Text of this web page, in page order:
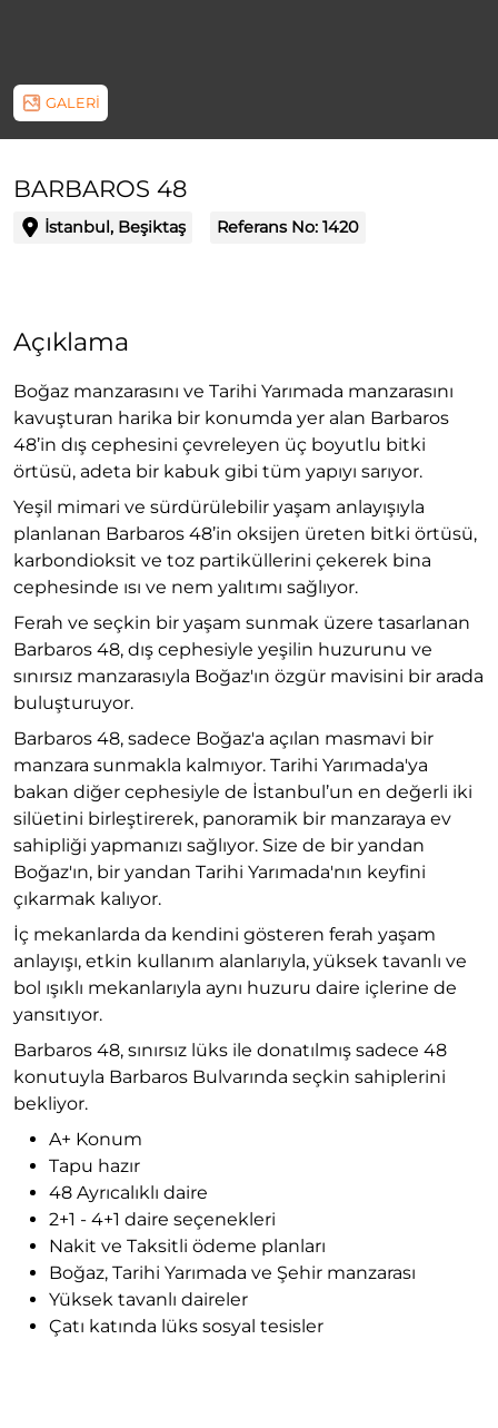
GALERİ
BARBAROS 48
İstanbul, Beşiktaş Referans No: 1420
Açıklama
Boğaz manzarasını ve Tarihi Yarımada manzarasını
kavuşturan harika bir konumda yer alan Barbaros
48’in dış cephesini çevreleyen üç boyutlu bitki
örtüsü, adeta bir kabuk gibi tüm yapıyı sarıyor.
Yeşil mimari ve sürdürülebilir yaşam anlayışıyla
planlanan Barbaros 48’in oksijen üreten bitki örtüsü,
karbondioksit ve toz partiküllerini çekerek bina
cephesinde ısı ve nem yalıtımı sağlıyor.
Ferah ve seçkin bir yaşam sunmak üzere tasarlanan
Barbaros 48, dış cephesiyle yeşilin huzurunu ve
sınırsız manzarasıyla Boğaz'ın özgür mavisini bir arada
buluşturuyor.
Barbaros 48, sadece Boğaz'a açılan masmavi bir
manzara sunmakla kalmıyor. Tarihi Yarımada'ya
bakan diğer cephesiyle de İstanbul’un en değerli iki
silüetini birleştirerek, panoramik bir manzaraya ev
sahipliği yapmanızı sağlıyor. Size de bir yandan
Boğaz'ın, bir yandan Tarihi Yarımada'nın keyfini
çıkarmak kalıyor.
İç mekanlarda da kendini gösteren ferah yaşam
anlayışı, etkin kullanım alanlarıyla, yüksek tavanlı ve
bol ışıklı mekanlarıyla aynı huzuru daire içlerine de
yansıtıyor.
Barbaros 48, sınırsız lüks ile donatılmış sadece 48
konutuyla Barbaros Bulvarında seçkin sahiplerini
bekliyor.
A+ Konum
Tapu hazır
48 Ayrıcalıklı daire
2+1 - 4+1 daire seçenekleri
Nakit ve Taksitli ödeme planları
Boğaz, Tarihi Yarımada ve Şehir manzarası
Yüksek tavanlı daireler
Çatı katında lüks sosyal tesisler